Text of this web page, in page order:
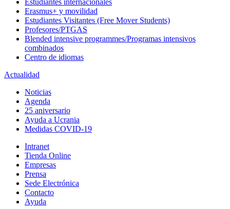
Estudiantes internacionales
Erasmus+ y movilidad
Estudiantes Visitantes (Free Mover Students)
Profesores/PTGAS
Blended intensive programmes/Programas intensivos
combinados
Centro de idiomas
Actualidad
Noticias
Agenda
25 aniversario
Ayuda a Ucrania
Medidas COVID-19
Intranet
Tienda Online
Empresas
Prensa
Sede Electrónica
Contacto
Ayuda